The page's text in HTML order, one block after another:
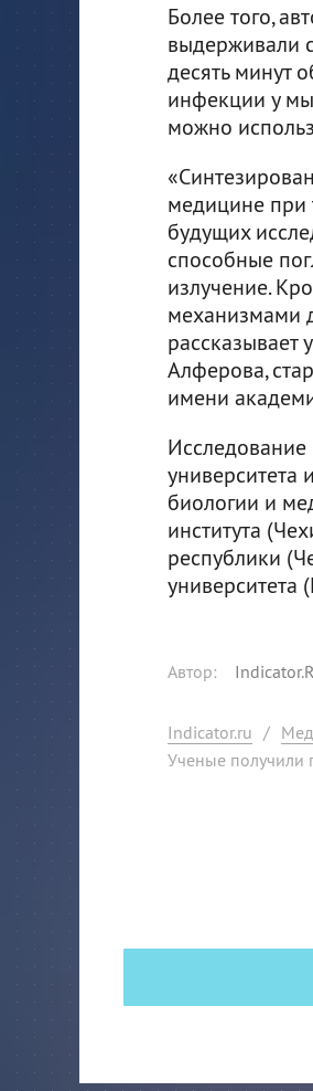
Более того,
выдерживали
десять минут
инфекции у
можно
медицине при
будущих
способные
излучение.
механизмами
рассказывает
Алферова,
имени
Исследование
университета
биологии и
института
республики
университета
Автор:
Indicator.ru /
Ученые получили